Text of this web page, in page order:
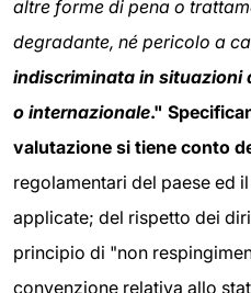
altre forme di pena o
degradante, né pericolo a
indiscriminata in
o internazionale."
valutazione si tiene conto
regolamentari del paese ed
applicate; del rispetto dei
principio di "non
convenzione relativa allo